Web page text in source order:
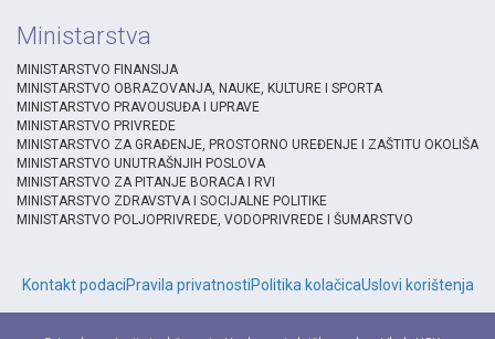
Ministarstva
MINISTARSTVO FINANSIJA
MINISTARSTVO OBRAZOVANJA, NAUKE, KULTURE I SPORTA
MINISTARSTVO PRAVOUSUĐA I UPRAVE
MINISTARSTVO PRIVREDE
MINISTARSTVO ZA GRAĐENJE, PROSTORNO UREĐENJE I ZAŠTITU OKOLIŠA
MINISTARSTVO UNUTRAŠNJIH POSLOVA
MINISTARSTVO ZA PITANJE BORACA I RVI
MINISTARSTVO ZDRAVSTVA I SOCIJALNE POLITIKE
MINISTARSTVO POLJOPRIVREDE, VODOPRIVREDE I ŠUMARSTVO
Kontakt podaciPravila privatnostiPolitika kolačicaUslovi korištenja